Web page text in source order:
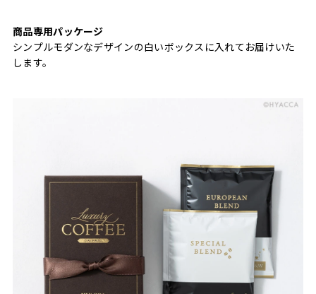
商品専用パッケージ
シンプルモダンなデザインの白いボックスに入れてお届けいた
します。